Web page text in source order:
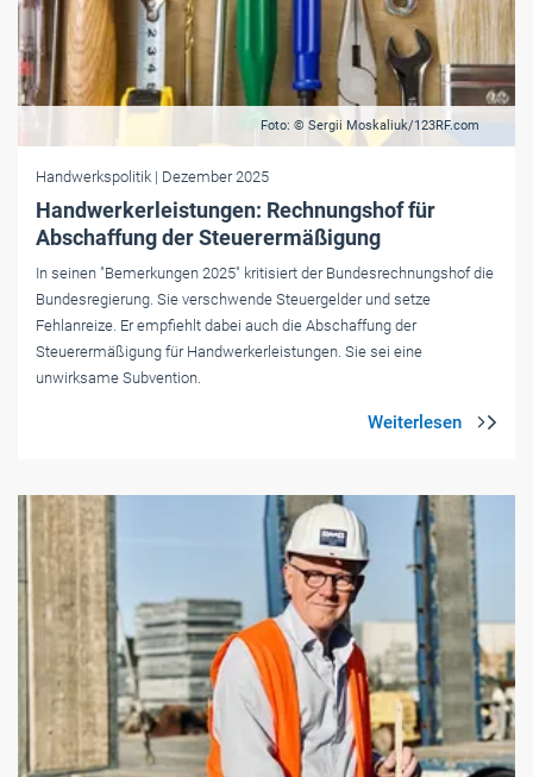
Foto: © Sergii Moskaliuk/123RF.com
Handwerkspolitik | Dezember 2025
Handwerkerleistungen: Rechnungshof für
Abschaffung der Steuerermäßigung
In seinen "Bemerkungen 2025" kritisiert der Bundesrechnungshof die
Bundesregierung. Sie verschwende Steuergelder und setze
Fehlanreize. Er empfiehlt dabei auch die Abschaffung der
Steuerermäßigung für Handwerkerleistungen. Sie sei eine
unwirksame Subvention.